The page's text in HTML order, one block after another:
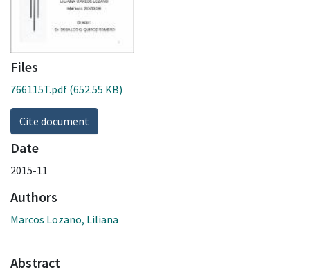
Files
766115T.pdf (652.55 KB)
Cite document
Date
2015-11
Authors
Marcos Lozano, Liliana
Abstract